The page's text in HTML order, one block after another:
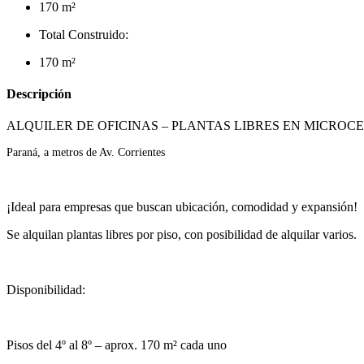
170 m²
Total Construido:
170 m²
Descripción
ALQUILER DE OFICINAS – PLANTAS LIBRES EN
Paraná, a metros de Av. Corrientes
¡Ideal para empresas que buscan ubicación, comodidad y expansión!
Se alquilan plantas libres por piso, con posibilidad de alquilar varios.
Disponibilidad:
Pisos del 4º al 8º – aprox. 170 m² cada uno